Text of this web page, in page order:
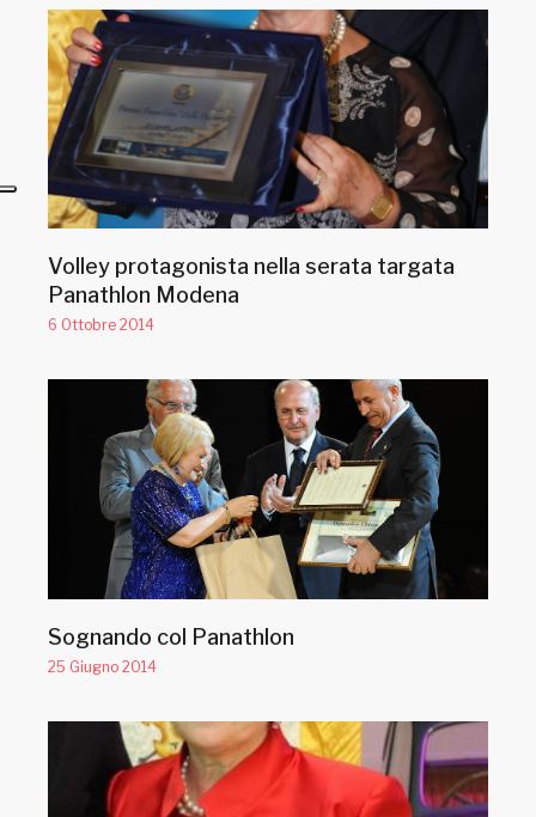
Volley protagonista nella serata targata
Panathlon Modena
6 Ottobre 2014
Sognando col Panathlon
25 Giugno 2014